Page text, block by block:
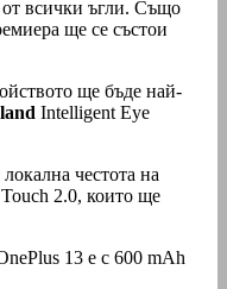
от всички ъгли. Също
ще се състои
ще бъде най-
Intelligent Eye
честота на
2.0, които ще
13 е с 600 mAh